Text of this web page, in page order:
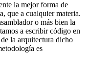
la mejor forma de
que a cualquier materia.
o más bien la
a escribir código en
la arquitectura dicho
es